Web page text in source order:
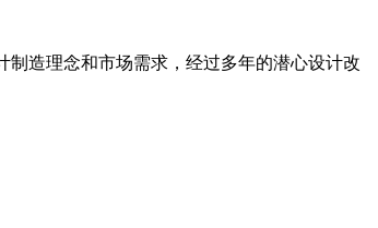
造理念和市场需求，经过多年的潜心设计改